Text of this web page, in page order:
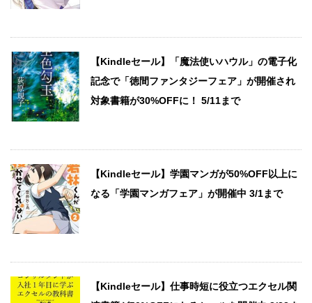
【Kindleセール】「魔法使いハウル」の電子化
記念で「徳間ファンタジーフェア」が開催され
対象書籍が30%OFFに！ 5/11まで
【Kindleセール】学園マンガが50%OFF以上に
なる「学園マンガフェア」が開催中 3/1まで
【Kindleセール】仕事時短に役立つエクセル関